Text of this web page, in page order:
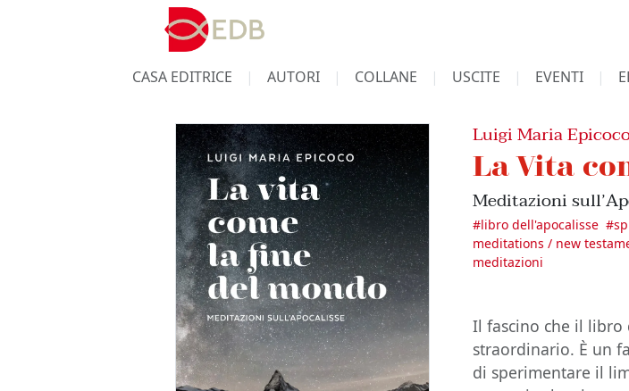
CASA EDITRICE AUTORI COLLANE USCITE EVENTI
Luigi Maria
La Vita
Meditazioni
#libro dell'apocalisse #
meditations / new
meditazioni
Il fascino che il libro
straordinario. È un
di sperimentare il